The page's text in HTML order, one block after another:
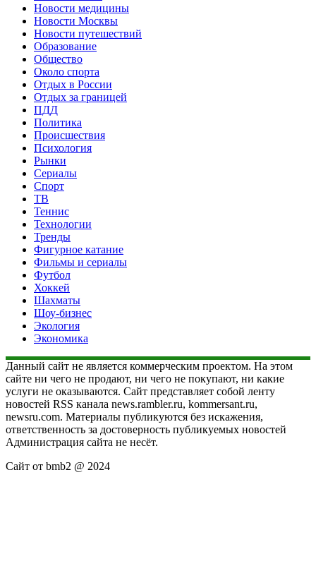
Новости медицины
Новости Москвы
Новости путешествий
Образование
Общество
Около спорта
Отдых в России
Отдых за границей
ПДД
Политика
Происшествия
Психология
Рынки
Сериалы
Спорт
ТВ
Теннис
Технологии
Тренды
Фигурное катание
Фильмы и сериалы
Футбол
Хоккей
Шахматы
Шоу-бизнес
Экология
Экономика
Данный сайт не является коммерческим проектом. На этом
сайте ни чего не продают, ни чего не покупают, ни какие
услуги не оказываются. Сайт представляет собой ленту
новостей RSS канала news.rambler.ru, kommersant.ru,
newsru.com. Материалы публикуются без искажения,
ответственность за достоверность публикуемых новостей
Администрация сайта не несёт.
Сайт от bmb2 @ 2024